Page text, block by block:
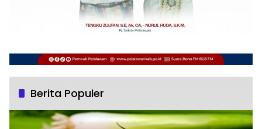
Berita Populer